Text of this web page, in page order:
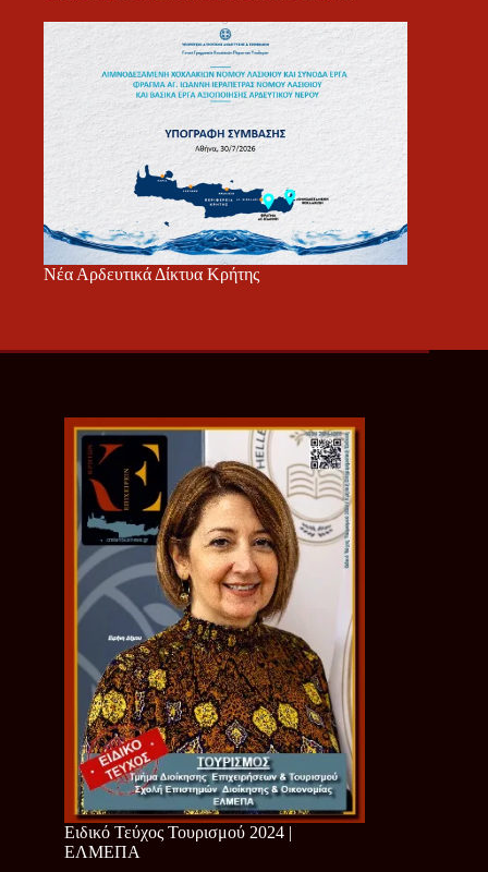
Νέα Αρδευτικά Δίκτυα Κρήτης
Ειδικό Τεύχος Τουρισμού 2024 |
ΕΛΜΕΠΑ